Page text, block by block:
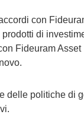
con
di
Fideuram Asset
delle politiche di